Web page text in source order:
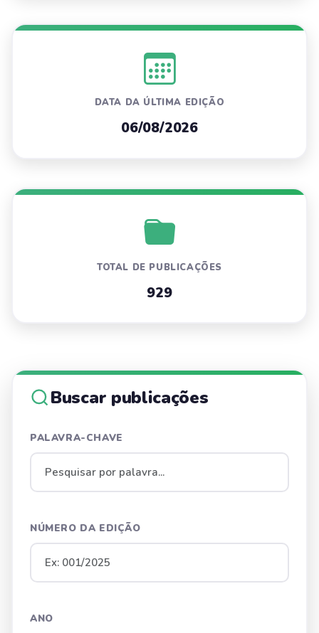
DATA DA ÚLTIMA EDIÇÃO
06/08/2026
TOTAL DE PUBLICAÇÕES
929
Buscar publicações
PALAVRA-CHAVE
NÚMERO DA EDIÇÃO
ANO